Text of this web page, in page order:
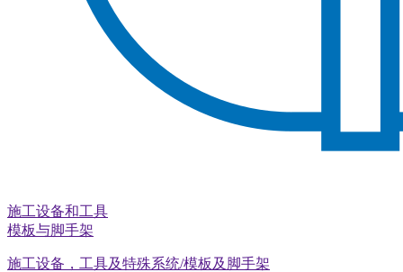
施工设备和工具
模板与脚手架
施工设备，工具及特殊系统/模板及脚手架